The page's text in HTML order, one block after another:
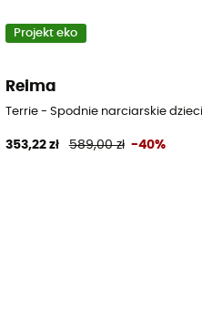
Projekt eko
Reima
Terrie - Spodnie narciarskie
353,22 zł 589,00 zł -40%